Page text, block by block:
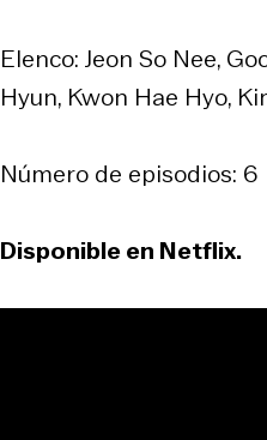
Elenco: Jeon So Nee,
Hyun, Kwon Hae Hyo,
Número de episodios: 6
Disponible en Netflix.